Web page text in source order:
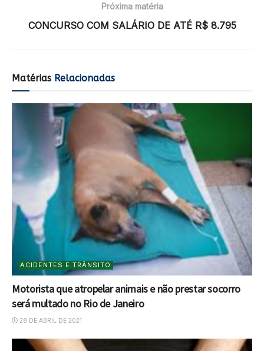
Próxima matéria
CONCURSO COM SALÁRIO DE ATÉ R$ 8.795
Matérias Relacionadas
ACIDENTES E TRÂNSITO
Motorista que atropelar animais e não prestar socorro
será multado no Rio de Janeiro
28 DE ABRIL DE 2021